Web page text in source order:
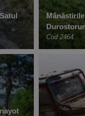
Cod 2464